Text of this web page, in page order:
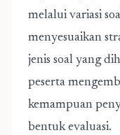
melalui variasi
menyesuaikan
jenis soal yang
peserta
kemampuan
bentuk evaluasi.